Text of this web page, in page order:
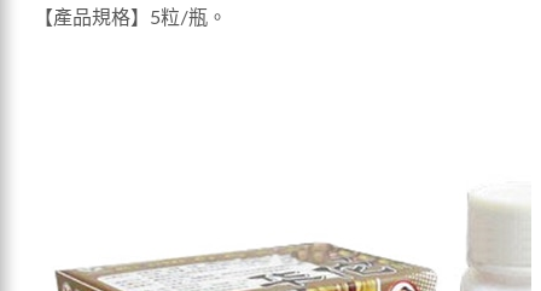
【產品規格】5粒/瓶。